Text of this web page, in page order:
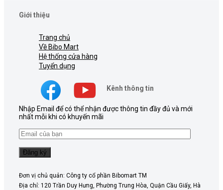
Giới thiệu
Trang chủ
Về Bibo Mart
Hệ thống cửa hàng
Tuyển dụng
Kênh thông tin
Nhập Email để có thể nhận được thông tin đầy đủ và mới
nhất mỗi khi có khuyến mãi
Đơn vị chủ quản: Công ty cổ phần Bibomart TM
Địa chỉ: 120 Trần Duy Hưng, Phường Trung Hòa, Quận Cầu Giấy, Hà